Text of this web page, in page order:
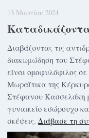
13 Μαρτίου 2024
Διαβάζοντας τις
διακωμώδηση του
είναι ομοφυλόφιλος
Μωραΐτικα της
Στέφανου Κασσελάκη
γυναικείο εσώρουχο
σκέψεις. Διάβασε τη